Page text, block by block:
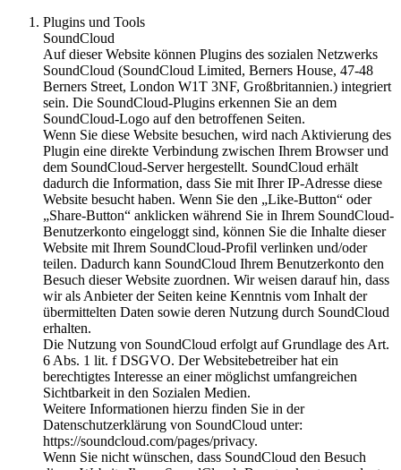
Plugins und Tools
SoundCloud
Auf dieser Website können Plugins des sozialen Netzwerks
SoundCloud (SoundCloud Limited, Berners House, 47-48
Berners Street, London W1T 3NF, Großbritannien.) integriert
sein. Die SoundCloud-Plugins erkennen Sie an dem
SoundCloud-Logo auf den betroffenen Seiten.
Wenn Sie diese Website besuchen, wird nach Aktivierung des
Plugin eine direkte Verbindung zwischen Ihrem Browser und
dem SoundCloud-Server hergestellt. SoundCloud erhält
dadurch die Information, dass Sie mit Ihrer IP-Adresse diese
Website besucht haben. Wenn Sie den „Like-Button“ oder
„Share-Button“ anklicken während Sie in Ihrem SoundCloud-
Benutzerkonto eingeloggt sind, können Sie die Inhalte dieser
Website mit Ihrem SoundCloud-Profil verlinken und/oder
teilen. Dadurch kann SoundCloud Ihrem Benutzerkonto den
Besuch dieser Website zuordnen. Wir weisen darauf hin, dass
wir als Anbieter der Seiten keine Kenntnis vom Inhalt der
übermittelten Daten sowie deren Nutzung durch SoundCloud
erhalten.
Die Nutzung von SoundCloud erfolgt auf Grundlage des Art.
6 Abs. 1 lit. f DSGVO. Der Websitebetreiber hat ein
berechtigtes Interesse an einer möglichst umfangreichen
Sichtbarkeit in den Sozialen Medien.
Weitere Informationen hierzu finden Sie in der
Datenschutzerklärung von SoundCloud unter:
https://soundcloud.com/pages/privacy.
Wenn Sie nicht wünschen, dass SoundCloud den Besuch